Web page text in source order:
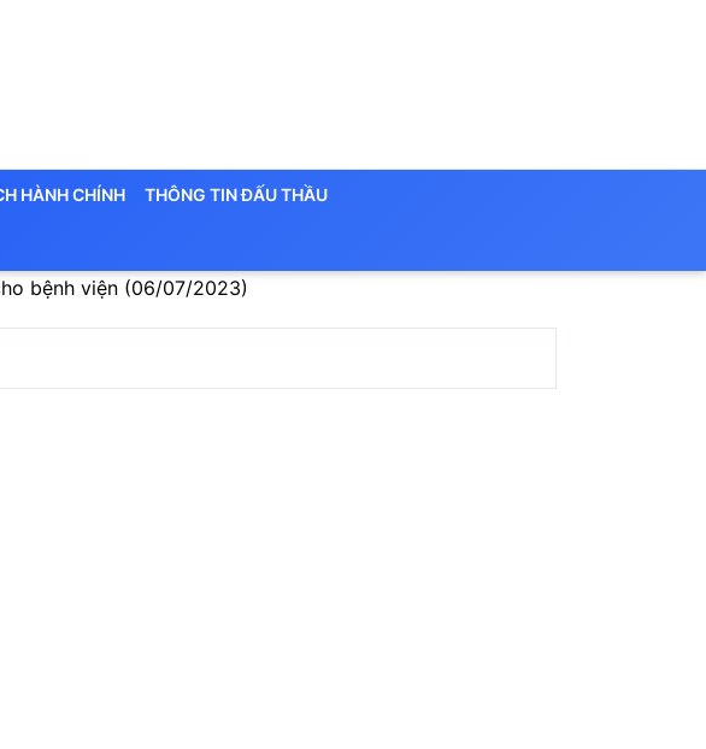
HÀNH CHÍNH THÔNG TIN ĐẤU THẦU
bệnh viện (06/07/2023)